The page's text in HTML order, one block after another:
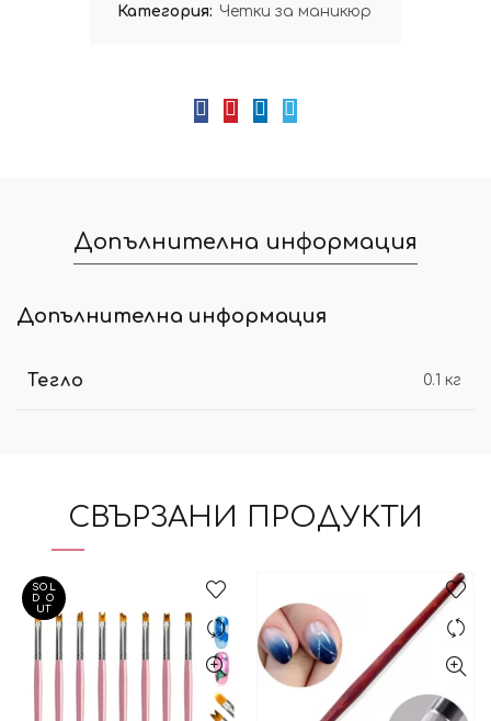
Категория: Четки за маникюр
Допълнителна информация
Допълнителна информация
Тегло 0.1 кг
СВЪРЗАНИ ПРОДУКТИ
SOL
D O
UT